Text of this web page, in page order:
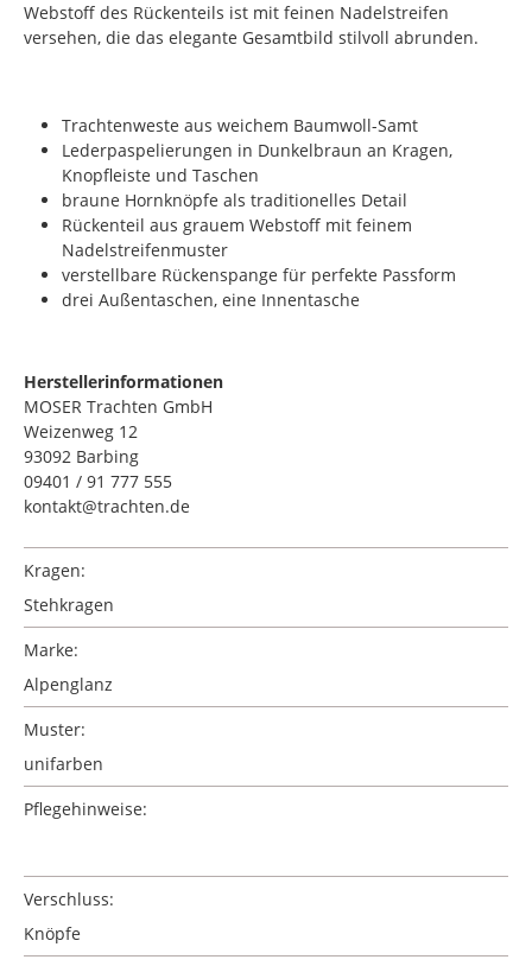
Webstoff des Rückenteils ist mit feinen Nadelstreifen
versehen, die das elegante Gesamtbild stilvoll abrunden.
Trachtenweste aus weichem Baumwoll-Samt
Lederpaspelierungen in Dunkelbraun an Kragen,
Knopfleiste und Taschen
braune Hornknöpfe als traditionelles Detail
Rückenteil aus grauem Webstoff mit feinem
Nadelstreifenmuster
verstellbare Rückenspange für perfekte Passform
drei Außentaschen, eine Innentasche
Herstellerinformationen
MOSER Trachten GmbH
Weizenweg 12
93092 Barbing
09401 / 91 777 555
kontakt@trachten.de
Kragen:
Stehkragen
Marke:
Alpenglanz
Muster:
unifarben
Pflegehinweise:
Verschluss:
Knöpfe